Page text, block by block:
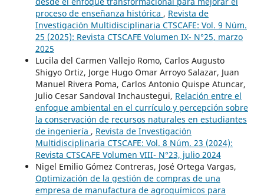
proceso de enseñanza histórica , Revista de
Investigación Multidisciplinaria CTSCAFE: Vol. 9 Núm.
25 (2025): Revista CTSCAFE Volumen IX- N°25, marzo
2025
Lucila del Carmen Vallejo Romo, Carlos Augusto
Shigyo Ortiz, Jorge Hugo Omar Arroyo Salazar, Juan
Manuel Rivera Poma, Carlos Antonio Quispe Atuncar,
Julio Cesar Sandoval Inchaustegui, Relación entre el
enfoque ambiental en el currículo y percepción sobre
la conservación de recursos naturales en estudiantes
de ingeniería , Revista de Investigación
Multidisciplinaria CTSCAFE: Vol. 8 Núm. 23 (2024):
Revista CTSCAFE Volumen VIII- N°23, julio 2024
Nigel Emilio Gómez Contreras, José Ortega Vargas,
Optimización de la gestión de compras de una
empresa de manufactura de agroquímicos para